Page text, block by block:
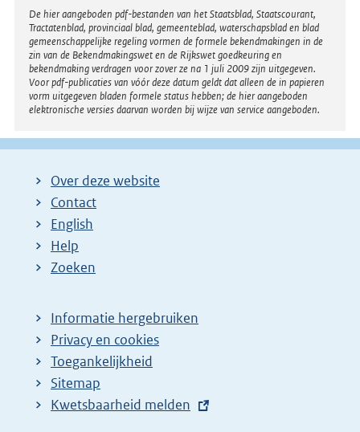
n
e
l
i
n
k
:
Disclaimer
De hier aangeboden pdf-bestanden van het Staatsblad, Staatscourant,
Tractatenblad, provinciaal blad, gemeenteblad, waterschapsblad en blad
gemeenschappelijke regeling vormen de formele bekendmakingen in de
zin van de Bekendmakingswet en de Rijkswet goedkeuring en
bekendmaking verdragen voor zover ze na 1 juli 2009 zijn uitgegeven.
Voor pdf-publicaties van vóór deze datum geldt dat alleen de in papieren
vorm uitgegeven bladen formele status hebben; de hier aangeboden
elektronische versies daarvan worden bij wijze van service aangeboden.
Over deze website
Contact
English
Help
Zoeken
Informatie hergebruiken
Privacy en cookies
Toegankelijkheid
Sitemap
E
Kwetsbaarheid melden